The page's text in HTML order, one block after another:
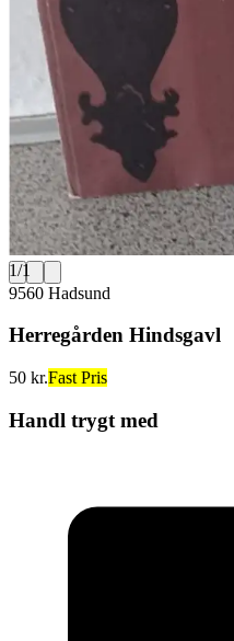
1/1
9560 Hadsund
Herregården Hindsgavl
50 kr.Fast Pris
Handl trygt med